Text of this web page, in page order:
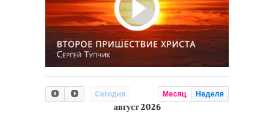
Сегодня Месяц Неделя
август 2026